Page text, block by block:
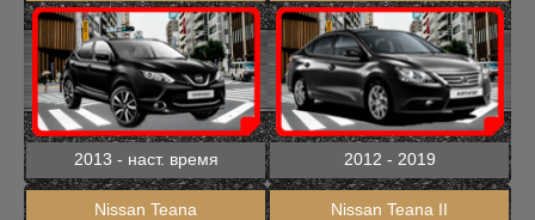
2013 - наст. время 2012 - 2019
Nissan Teana Nissan Teana II